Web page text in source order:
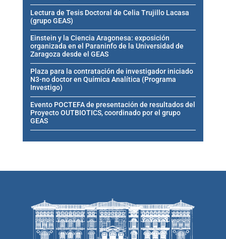
Lectura de Tesis Doctoral de Celia Trujillo Lacasa
(grupo GEAS)
Einstein y la Ciencia Aragonesa: exposición
organizada en el Paraninfo de la Universidad de
Zaragoza desde el GEAS
Plaza para la contratación de investigador iniciado
N3-no doctor en Química Analítica (Programa
Investigo)
Evento POCTEFA de presentación de resultados del
Proyecto OUTBIOTICS, coordinado por el grupo
GEAS